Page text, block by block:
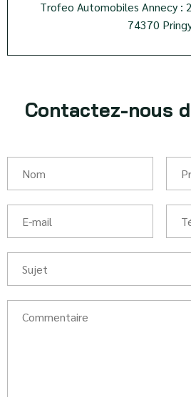
Trofeo Automobiles Annecy :
74370
Contactez-nous